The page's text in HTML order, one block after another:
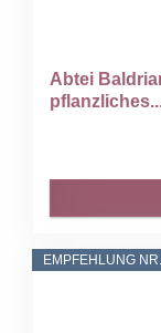
Abtei
EMPFEHLUNG